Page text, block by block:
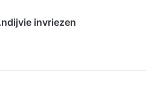
invriezen